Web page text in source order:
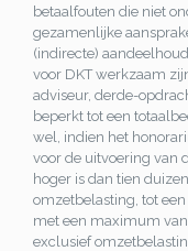
betaalfouten die niet
gezamenlijke
(indirecte)
voor DKT werkzaam
adviseur, derde-
beperkt tot een
wel, indien het
voor de uitvoering van
hoger is dan tien
omzetbelasting, tot
met een maximum
exclusief